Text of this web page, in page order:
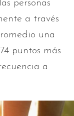
personas
a través
una
puntos más
a